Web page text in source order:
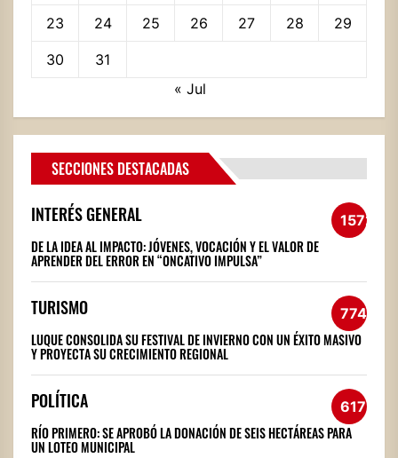
23 24 25 26 27 28 29
30
31
« Jul
SECCIONES DESTACADAS
INTERÉS GENERAL 1572
DE LA IDEA AL IMPACTO: JÓVENES, VOCACIÓN Y EL VALOR DE
APRENDER DEL ERROR EN “ONCATIVO IMPULSA”
TURISMO 774
LUQUE CONSOLIDA SU FESTIVAL DE INVIERNO CON UN ÉXITO MASIVO
Y PROYECTA SU CRECIMIENTO REGIONAL
POLÍTICA 617
RÍO PRIMERO: SE APROBÓ LA DONACIÓN DE SEIS HECTÁREAS PARA
UN LOTEO MUNICIPAL